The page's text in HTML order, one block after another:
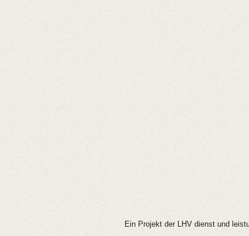
Ein Projekt der LHV dienst und